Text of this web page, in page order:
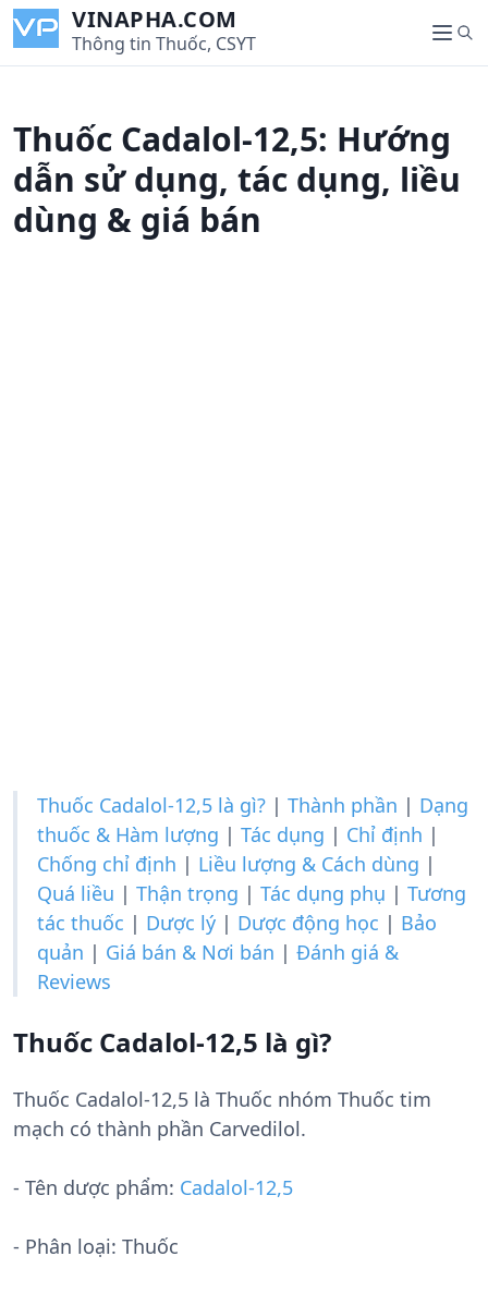
i
VINAPHA.COM
Thông tin Thuốc, CSYT
M
e
S
e
Thuốc Cadalol-12,5: Hướng
dẫn sử dụng, tác dụng, liều
dùng & giá bán
Thuốc Cadalol-12,5 là gì? | Thành phần | Dạng
thuốc & Hàm lượng | Tác dụng | Chỉ định |
Chống chỉ định | Liều lượng & Cách dùng |
Quá liều | Thận trọng | Tác dụng phụ | Tương
tác thuốc | Dược lý | Dược động học | Bảo
quản | Giá bán & Nơi bán | Đánh giá &
Reviews
Thuốc Cadalol-12,5 là gì?
Thuốc Cadalol-12,5 là Thuốc nhóm Thuốc tim
mạch có thành phần Carvedilol.
- Tên dược phẩm: Cadalol-12,5
- Phân loại: Thuốc